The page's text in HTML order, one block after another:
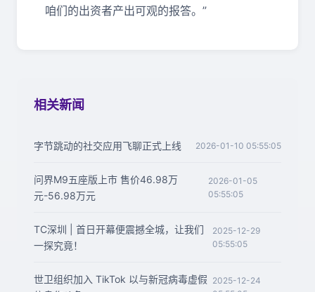
咱们的出资者产出可观的报答。”
相关新闻
字节跳动的社交应用飞聊正式上线 2026-01-10 05:55:05
问界M9五座版上市 售价46.98万
元-56.98万元
2026-01-05
05:55:05
TC深圳 | 首日开幕便震撼全城，让我们
一探究竟！
2025-12-29
05:55:05
世卫组织加入 TikTok 以与新冠病毒虚假 2025-12-24